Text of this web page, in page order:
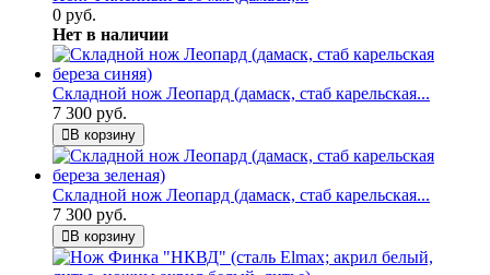
0 руб.
Нет в наличии
Складной нож Леопард (дамаск, стаб карельская...
7 300 руб.
В корзину
Складной нож Леопард (дамаск, стаб карельская...
7 300 руб.
В корзину